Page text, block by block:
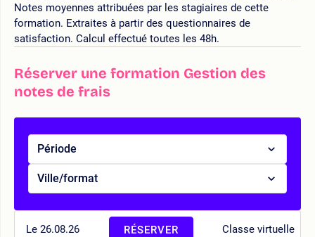
Notes moyennes attribuées par les stagiaires de cette
formation. Extraites à partir des questionnaires de
satisfaction. Calcul effectué toutes les 48h.
Réserver une formation Gestion des
notes de frais
Période
Ville/format
Le 26.08.26 Classe virtuelle
RÉSERVER